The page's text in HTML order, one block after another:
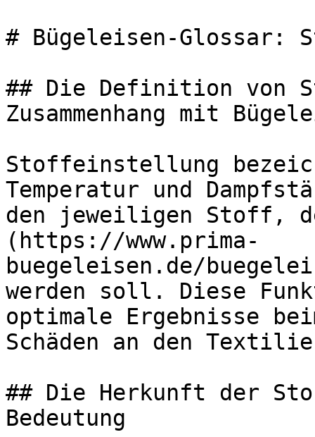
# Bügeleisen-Glossar:
## Die Definition von
Zusammenhang mit
Stoffeinstellung
Temperatur und
den jeweiligen Stoff,
(https://www.prima-
buegeleisen.de/
werden soll. Diese
optimale Ergebnisse
Schäden an den
## Die Herkunft der
Bedeutung